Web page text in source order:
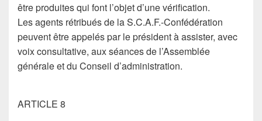
être produites qui font l’objet d’une vérification.
Les agents rétribués de la S.C.A.F.-Confédération
peuvent être appelés par le président à assister, avec
voix consultative, aux séances de l’Assemblée
générale et du Conseil d’administration.
ARTICLE 8